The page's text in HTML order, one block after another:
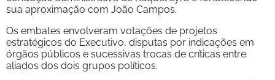
sua aproximação com João Campos.
Os embates envolveram votações de projetos
estratégicos do Executivo, disputas por indicações em
órgãos públicos e sucessivas trocas de críticas entre
aliados dos dois grupos políticos.